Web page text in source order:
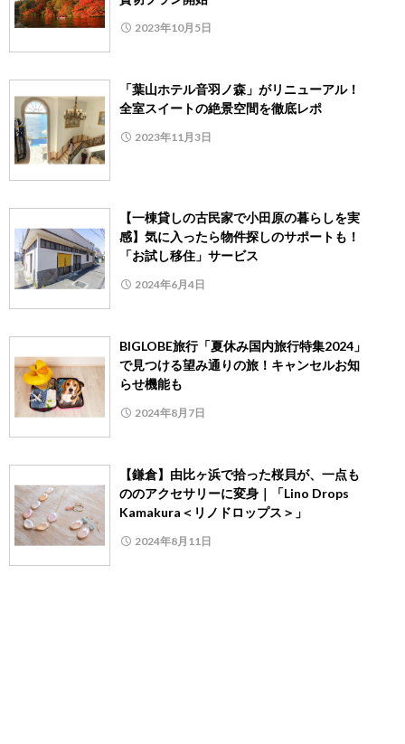
2023年10月5日
「葉山ホテル音羽ノ森」がリニューアル！
全室スイートの絶景空間を徹底レポ
2023年11月3日
【一棟貸しの古民家で小田原の暮らしを実
感】気に入ったら物件探しのサポートも！
「お試し移住」サービス
2024年6月4日
BIGLOBE旅行「夏休み国内旅行特集2024」
で見つける望み通りの旅！キャンセルお知
らせ機能も
2024年8月7日
【鎌倉】由比ヶ浜で拾った桜貝が、一点も
ののアクセサリーに変身｜「Lino Drops
Kamakura＜リノドロップス＞」
2024年8月11日